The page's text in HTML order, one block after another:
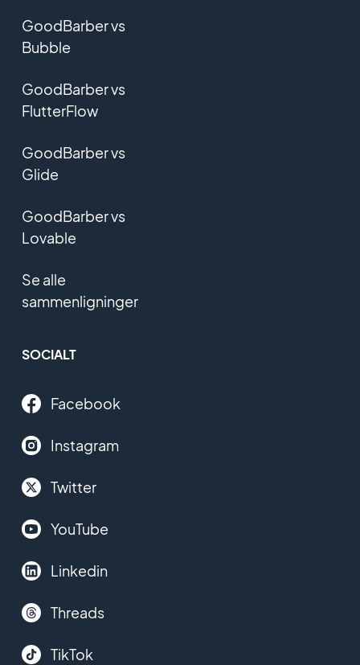
GoodBarber vs
Bubble
GoodBarber vs
FlutterFlow
GoodBarber vs
Glide
GoodBarber vs
Lovable
Se alle
sammenligninger
SOCIALT
Facebook
Instagram
Twitter
YouTube
Linkedin
Threads
TikTok